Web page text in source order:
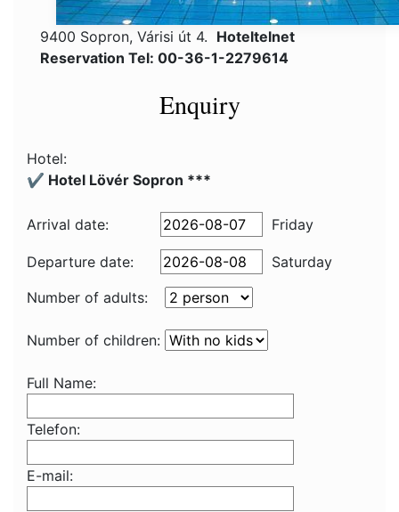
9400 Sopron, Várisi út 4. Hoteltelnet
Reservation Tel: 00-36-1-2279614
Enquiry
Hotel:
✔️ Hotel Lövér Sopron ***
Arrival date: Friday
Departure date:
Saturday
Number of adults:
Number of children:
Full Name:
Telefon:
E-mail: